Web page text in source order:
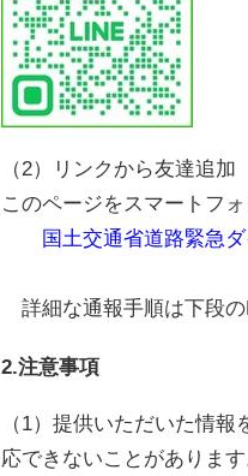
（2）リンクから友達追加
このページをスマートフ
国土交通省道路緊急
詳細な通報手順は下段の
2.注意事項
（1）提供いただいた情
応できないことがあります